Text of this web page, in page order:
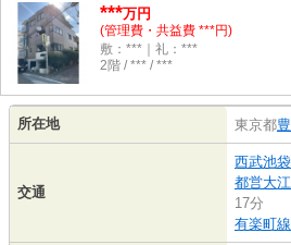
***万円
(管理費・共益費 ***円)
敷：***｜礼：***
2階 / *** / ***
所在地 東京都
交通
西武池
都営大
17分
有楽町線